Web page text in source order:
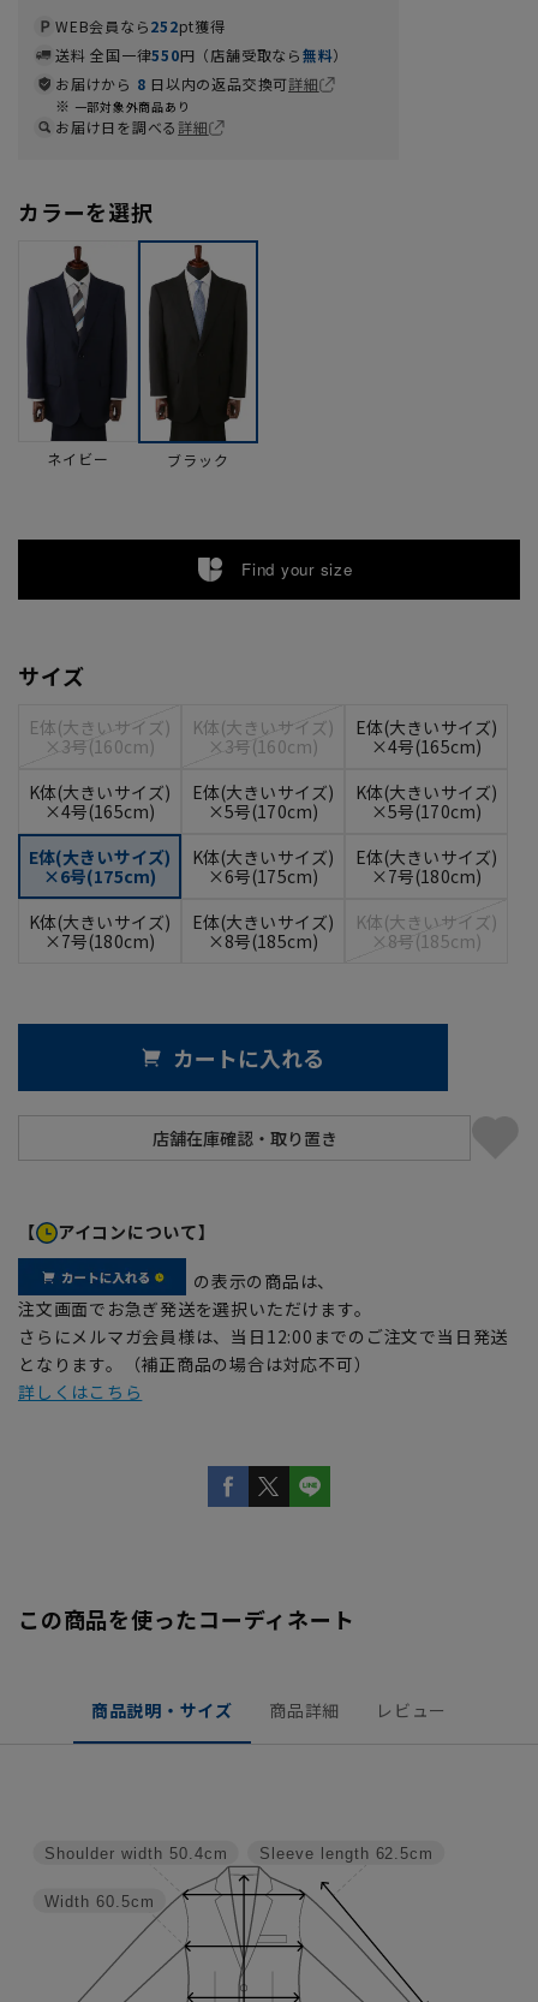
WEB会員なら252pt獲得
送料 全国一律550円（店舗受取なら無料）
お届けから 8 日以内の返品交換可詳細
一部対象外商品あり
お届け日を調べる詳細
カラーを選択
ネイビー ブラック
Find your size
サイズ
E体(大きいサイズ)
×3号(160cm)
K体(大きいサイズ)
×3号(160cm)
E体(大きいサイズ)
×4号(165cm)
K体(大きいサイズ)
×4号(165cm)
E体(大きいサイズ)
×5号(170cm)
K体(大きいサイズ)
×5号(170cm)
E体(大きいサイズ)
×6号(175cm)
K体(大きいサイズ)
×6号(175cm)
E体(大きいサイズ)
×7号(180cm)
K体(大きいサイズ)
×7号(180cm)
E体(大きいサイズ)
×8号(185cm)
K体(大きいサイズ)
×8号(185cm)
カートに入れる
【 アイコンについて】
の表示の商品は、
注文画面でお急ぎ発送を選択いただけます。
さらにメルマガ会員様は、当日12:00までのご注文で当日発送
となります。（補正商品の場合は対応不可）
詳しくはこちら
この商品を使ったコーディネート
商品説明・サイズ 商品詳細 レビュー
Sleeve length 62.5cm
Width 60.5cm
Shoulder width 50.4cm